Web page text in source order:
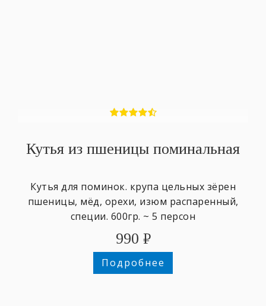
Кутья из пшеницы поминальная
Кутья для поминок. крупа цельных зёрен
пшеницы, мёд, орехи, изюм распаренный,
специи. 600гр. ~ 5 персон
990 ₽
Подробнее